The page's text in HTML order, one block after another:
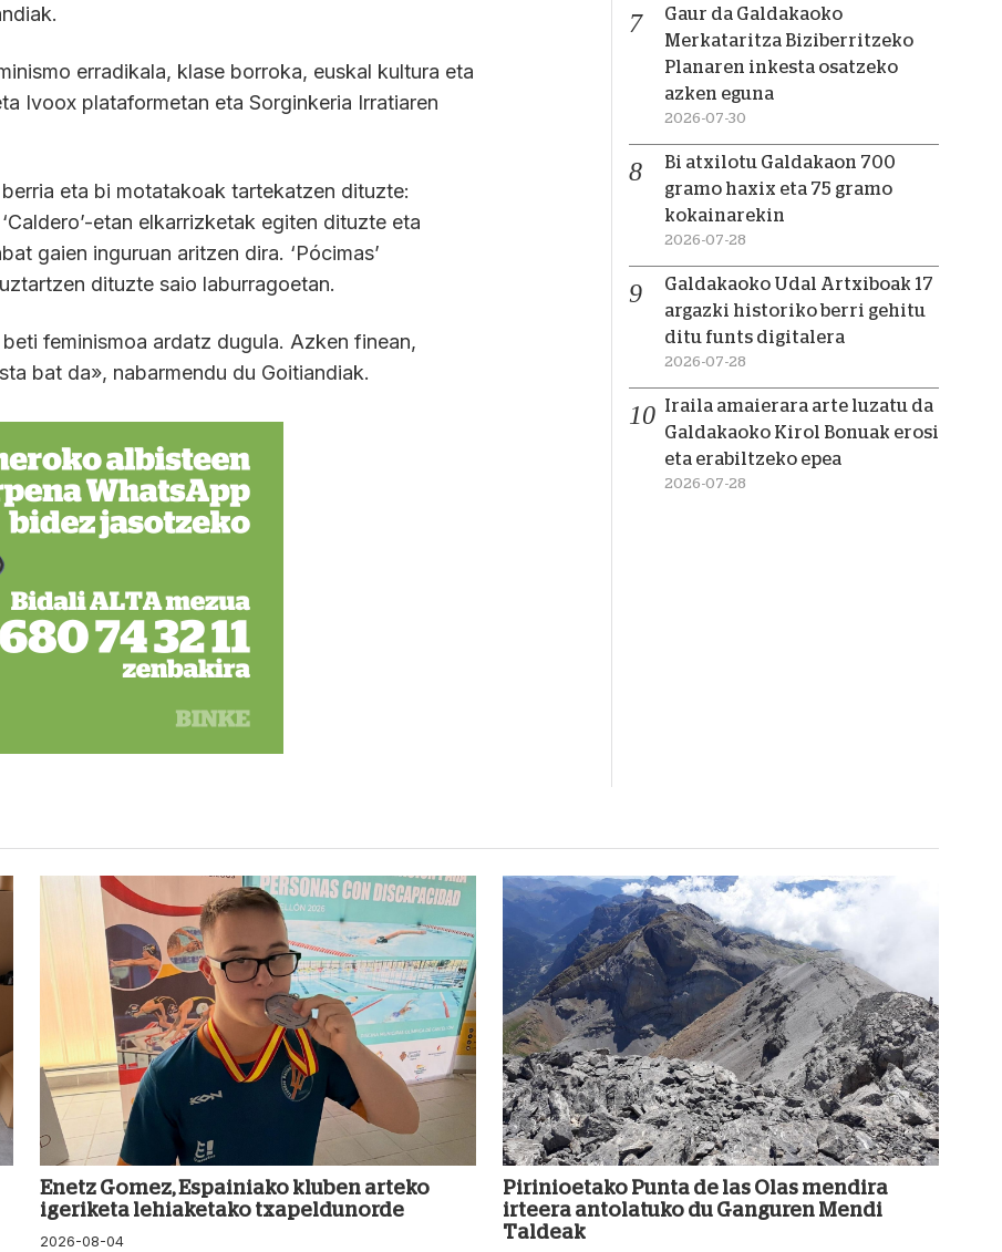
erradikala, klase borroka, euskal kultura eta
Ivoox plataformetan eta Sorginkeria Irratiaren
eta bi motatakoak tartekatzen dituzte:
‘Caldero’-etan elkarrizketak egiten dituzte eta
gaien inguruan aritzen dira. ‘Pócimas’
dituzte saio laburragoetan.
feminismoa ardatz dugula. Azken finean,
bat da», nabarmendu du Goitiandiak.
Gaur da Galdakaoko
Merkataritza Biziberritzeko
Planaren inkesta osatzeko
azken eguna
2026-07-30
Bi atxilotu Galdakaon 700
gramo haxix eta 75 gramo
kokainarekin
2026-07-28
Galdakaoko Udal Artxiboak 17
argazki historiko berri gehitu
ditu funts digitalera
2026-07-28
Iraila amaierara arte luzatu da
Galdakaoko Kirol Bonuak erosi
eta erabiltzeko epea
2026-07-28
Enetz Gomez, Espainiako kluben arteko
igeriketa lehiaketako txapeldunorde
2026-08-04
Pirinioetako Punta de las Olas mendira
irteera antolatuko du Ganguren Mendi
Taldeak